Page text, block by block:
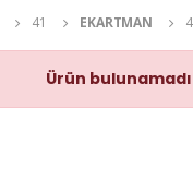
41 EKARTMAN
Ürün